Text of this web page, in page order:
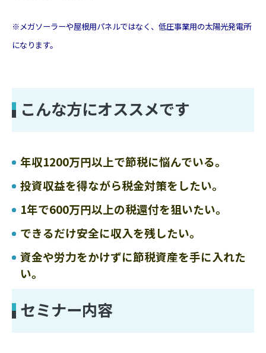
※メガソーラーや屋根用パネルではなく、低圧事業用の太陽光発電所
になります。
こんな方にオススメです
年収1200万円以上で節税に悩んでいる。
投資収益を得ながら税金対策をしたい。
1年で600万円以上の税還付を狙いたい。
できるだけ安全に収入を残したい。
資金や労力をかけずに節税資産を手に入れた
い。
セミナー内容